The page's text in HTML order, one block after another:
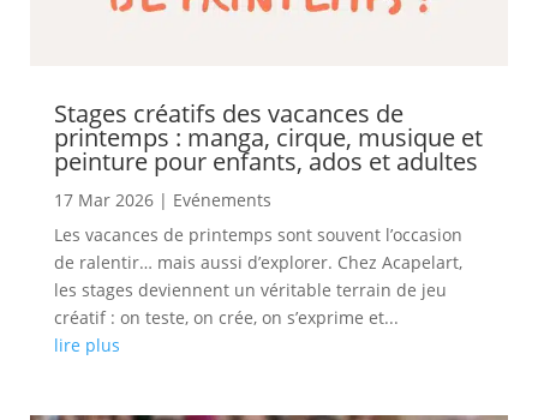
Stages créatifs des vacances de
printemps : manga, cirque, musique et
peinture pour enfants, ados et adultes
17 Mar 2026| Evénements
Les vacances de printemps sont souvent l’occasion
de ralentir… mais aussi d’explorer. Chez Acapelart,
les stages deviennent un véritable terrain de jeu
créatif : on teste, on crée, on s’exprime et...
lire plus